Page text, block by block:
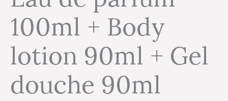
100ml + Body
lotion 90ml + Gel
douche 90ml